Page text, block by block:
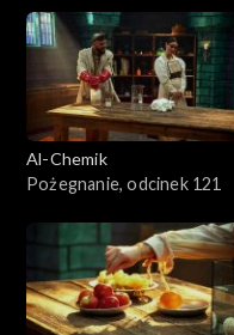
Al-Chemik
Pożegnanie, odcinek 121